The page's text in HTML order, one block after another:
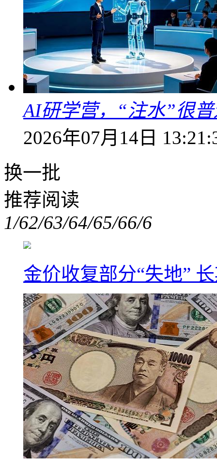
AI研学营，“注水”很
2026年07月14日
换一批
推荐阅读
1/62/63/64/65/66/6
金价收复部分“失地”